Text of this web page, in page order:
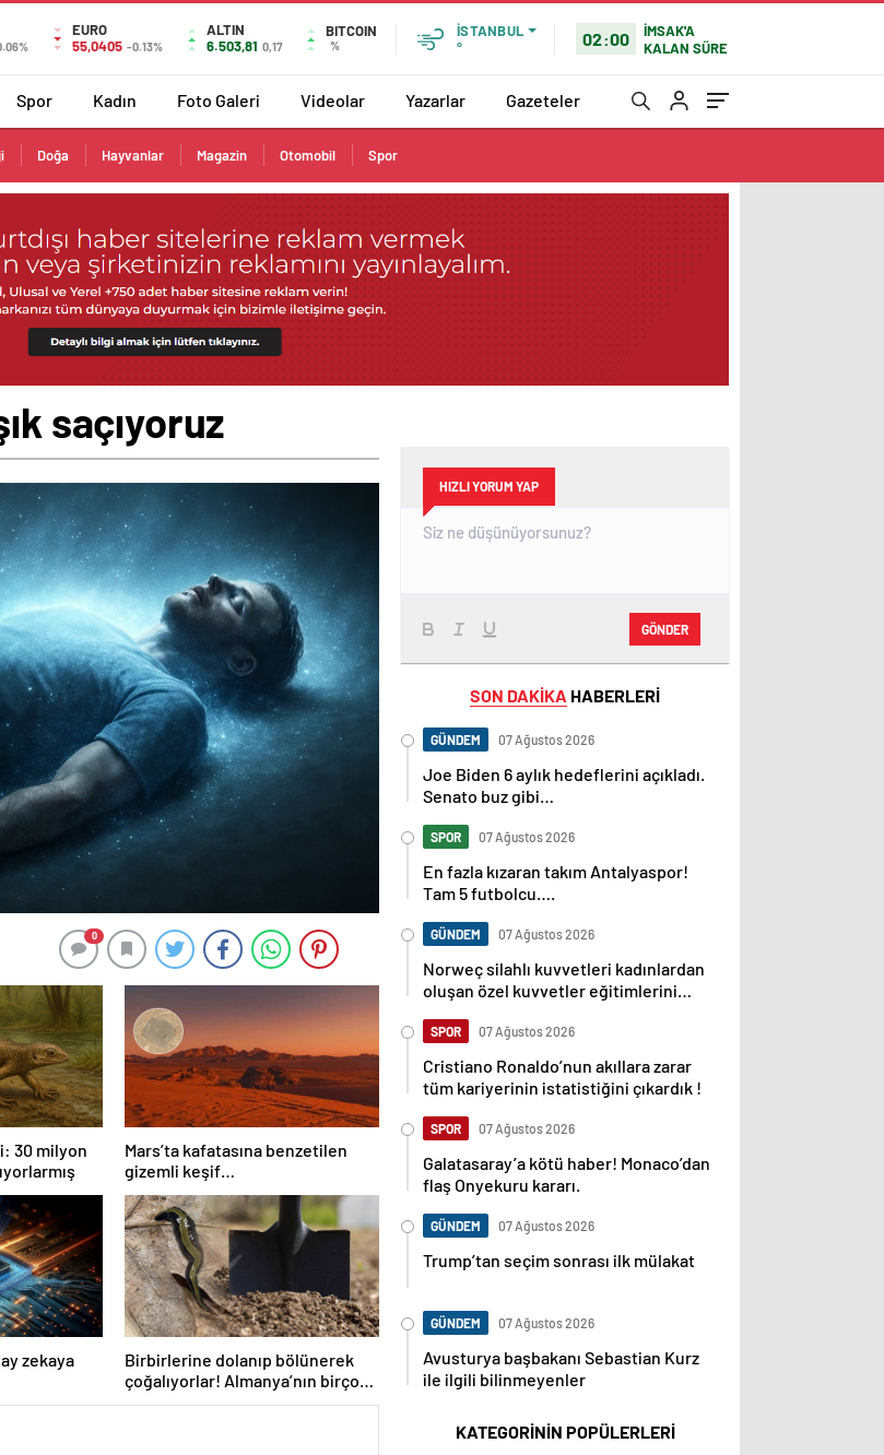
EURO
55,0405 -0.13%
ALTIN
6.503,81 0,17
BITCOIN
%
İSTANBUL
°
02:00
İMSAK'A
KALAN SÜRE
Spor Kadın Foto Galeri Videolar Yazarlar Gazeteler
Doğa Hayvanlar Magazin Otomobil Spor
saçıyoruz
0
30 milyon
Mars’ta kafatasına benzetilen
gizemli keşif…
zekaya
Birbirlerine dolanıp bölünerek
çoğalıyorlar! Almanya’nın birçok
yerinde görüldü, ihbar telefonları
HIZLI YORUM YAP
GÖNDER
SON DAKİKA HABERLERİ
GÜNDEM 07 Ağustos 2026
Joe Biden 6 aylık hedeflerini açıkladı.
Senato buz gibi…
SPOR 07 Ağustos 2026
En fazla kızaran takım Antalyaspor!
Tam 5 futbolcu….
GÜNDEM 07 Ağustos 2026
Norweç silahlı kuvvetleri kadınlardan
oluşan özel kuvvetler eğitimlerini
SPOR 07 Ağustos 2026
Cristiano Ronaldo’nun akıllara zarar
tüm kariyerinin istatistiğini çıkardık !
SPOR 07 Ağustos 2026
Galatasaray’a kötü haber! Monaco’dan
flaş Onyekuru kararı.
GÜNDEM 07 Ağustos 2026
Trump’tan seçim sonrası ilk mülakat
GÜNDEM 07 Ağustos 2026
Avusturya başbakanı Sebastian Kurz
ile ilgili bilinmeyenler
KATEGORİNİN POPÜLERLERİ